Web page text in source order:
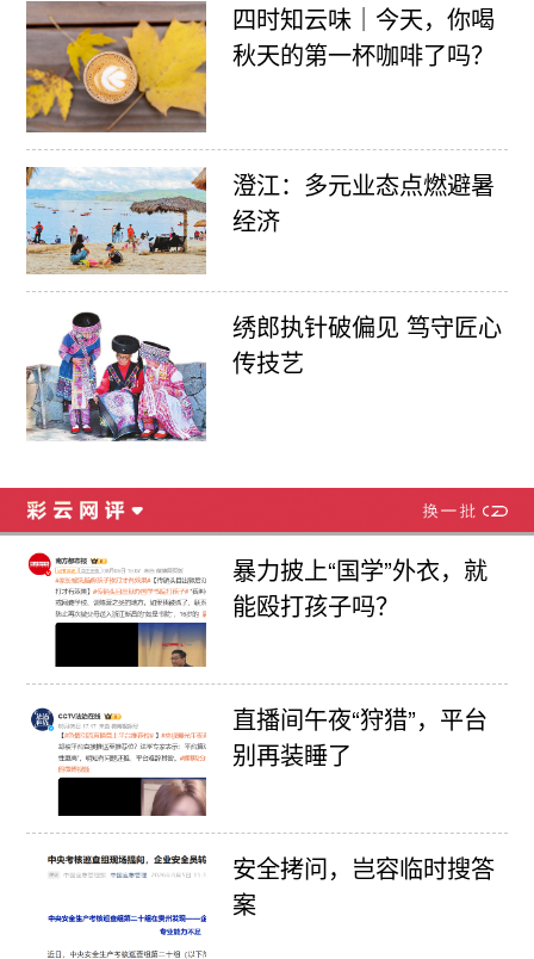
四时知云味｜今天，你喝
秋天的第一杯咖啡了吗？
澄江：多元业态点燃避暑
经济
绣郎执针破偏见 笃守匠心
传技艺
暴力披上“国学”外衣，就
能殴打孩子吗？
直播间午夜“狩猎”，平台
别再装睡了
安全拷问，岂容临时搜答
案